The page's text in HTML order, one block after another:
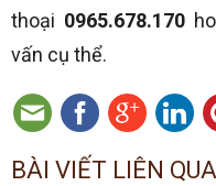
thoại 0965.678.170
vấn cụ thể.
BÀI VIẾT LIÊN